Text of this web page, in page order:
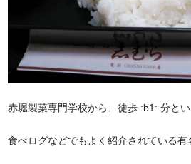
赤堀製菓専門学校から、徒歩 :b1: 分と
食べログなどでもよく紹介されている有